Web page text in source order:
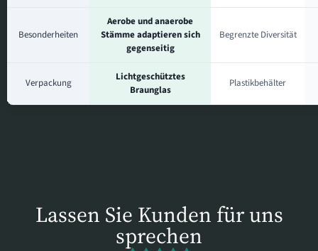
Besonderheiten
Aerobe und anaerobe
Stämme adaptieren sich
gegenseitig
Begrenzte Diversität
Verpackung
Lichtgeschütztes
Braunglas
Plastikbehälter
Lassen Sie Kunden für uns
sprechen